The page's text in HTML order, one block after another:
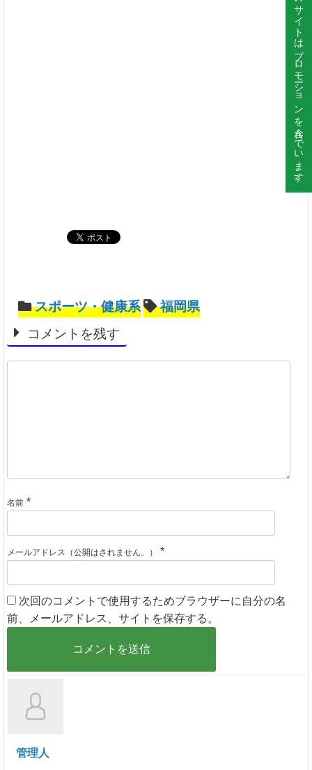
スポーツ・健康系
福岡県
コメントを残す
名前 *
メールアドレス（公開はされません。） *
次回のコメントで使用するためブラウザーに自分の名
前、メールアドレス、サイトを保存する。
管理人
このサイトはプロモーションを含んでいます。